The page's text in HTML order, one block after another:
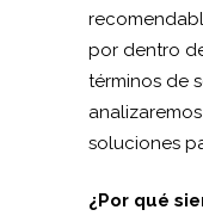
por dentro
términos de
soluciones
¿Por qué